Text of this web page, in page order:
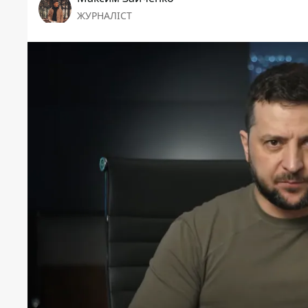
ЖУРНАЛІСТ